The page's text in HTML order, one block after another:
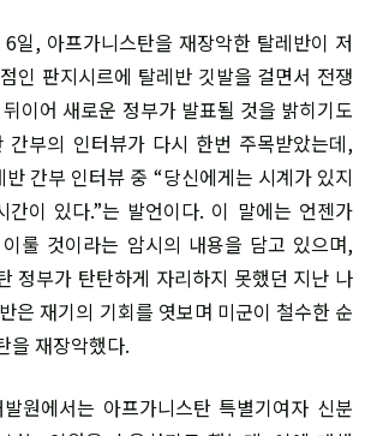
일, 아프가니스탄을 재장악한 탈레반이 저
인 판지시르에 탈레반 깃발을 걸면서 전쟁
이어 새로운 정부가 발표될 것을 밝히기도
간부의 인터뷰가 다시 한번 주목받았는데,
간부 인터뷰 중 “당신에게는 시계가 있지
간이 있다.”는 발언이다. 이 말에는 언젠가
룰 것이라는 암시의 내용을 담고 있으며,
정부가 탄탄하게 자리하지 못했던 지난 나
은 재기의 기회를 엿보며 미군이 철수한 순
을 재장악했다.
원에서는 아프가니스탄 특별기여자 신분